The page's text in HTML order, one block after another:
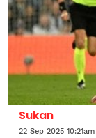
Sukan
22 Sep 2025 10:21am